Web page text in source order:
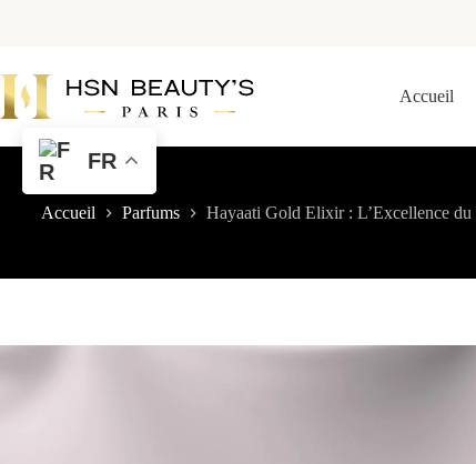
Accueil
Accueil Parfums Hayaati Gold Elixir : L’Excellence
FR